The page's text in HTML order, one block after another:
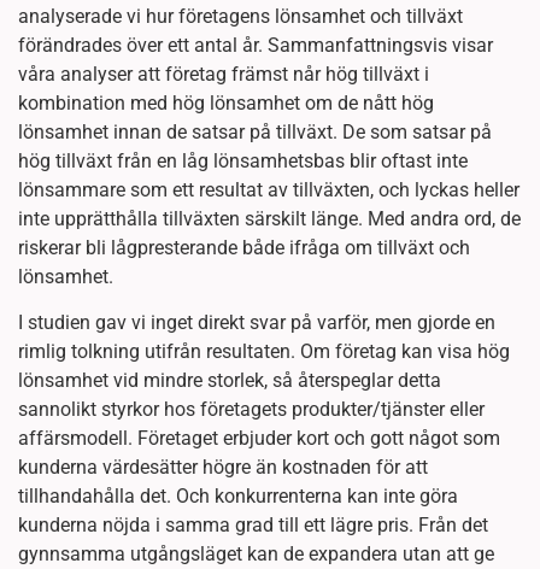
analyserade vi hur företagens lönsamhet och tillväxt
förändrades över ett antal år. Sammanfattningsvis visar
våra analyser att företag främst når hög tillväxt i
kombination med hög lönsamhet om de nått hög
lönsamhet innan de satsar på tillväxt. De som satsar på
hög tillväxt från en låg lönsamhetsbas blir oftast inte
lönsammare som ett resultat av tillväxten, och lyckas heller
inte upprätthålla tillväxten särskilt länge. Med andra ord, de
riskerar bli lågpresterande både ifråga om tillväxt och
lönsamhet.
I studien gav vi inget direkt svar på varför, men gjorde en
rimlig tolkning utifrån resultaten. Om företag kan visa hög
lönsamhet vid mindre storlek, så återspeglar detta
sannolikt styrkor hos företagets produkter/tjänster eller
affärsmodell. Företaget erbjuder kort och gott något som
kunderna värdesätter högre än kostnaden för att
tillhandahålla det. Och konkurrenterna kan inte göra
kunderna nöjda i samma grad till ett lägre pris. Från det
gynnsamma utgångsläget kan de expandera utan att ge